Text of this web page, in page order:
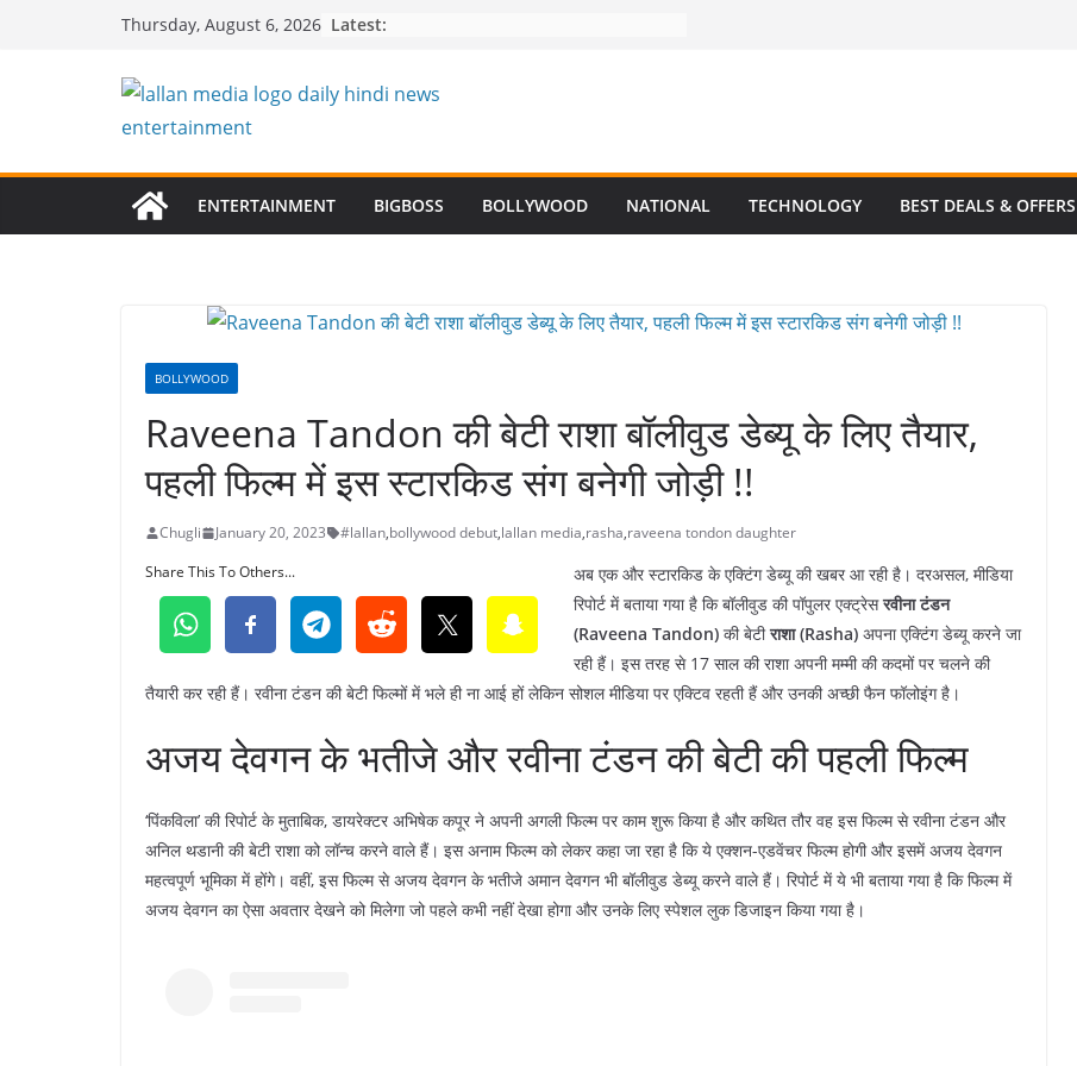
Thursday, August 6, 2026 Latest:
ENTERTAINMENT BIGBOSS BOLLYWOOD NATIONAL TECHNOLOGY BEST DEALS & OFFERS
BOLLYWOOD
Raveena Tandon की बेटी राशा बॉलीवुड डेब्यू के लिए तैयार,
पहली फिल्म में इस स्टारकिड संग बनेगी जोड़ी !!
Chugli January 20, 2023 #lallan,bollywood debut,lallan media,rasha,raveena tondon daughter
Share This To Others...
अब एक और स्टारकिड के एक्टिंग डेब्यू की खबर आ रही है। दरअसल, मीडिया
रिपोर्ट में बताया गया है कि बॉलीवुड की पॉपुलर एक्ट्रेसरवीना टंडन
(Raveena Tandon) की बेटीराशा (Rasha) अपना एक्टिंग डेब्यू करने जा
रही हैं। इस तरह से 17 साल की राशा अपनी मम्मी की कदमों पर चलने की
तैयारी कर रही हैं। रवीना टंडन की बेटी फिल्मों में भले ही ना आई हों लेकिन सोशल मीडिया पर एक्टिव रहती हैं और उनकी अच्छी फैन फॉलोइंग है।
अजय देवगन के भतीजे और रवीना टंडन की बेटी की पहली फिल्म
‘पिंकविला’ की रिपोर्ट के मुताबिक, डायरेक्टर अभिषेक कपूर ने अपनी अगली फिल्म पर काम शुरू किया है और कथित तौर वह इस फिल्म से रवीना टंडन और
अनिल थडानी की बेटी राशा को लॉन्च करने वाले हैं। इस अनाम फिल्म को लेकर कहा जा रहा है कि ये एक्शन-एडवेंचर फिल्म होगी और इसमें अजय देवगन
महत्वपूर्ण भूमिका में होंगे। वहीं, इस फिल्म से अजय देवगन के भतीजे अमान देवगन भी बॉलीवुड डेब्यू करने वाले हैं। रिपोर्ट में ये भी बताया गया है कि फिल्म में
अजय देवगन का ऐसा अवतार देखने को मिलेगा जो पहले कभी नहीं देखा होगा और उनके लिए स्पेशल लुक डिजाइन किया गया है।